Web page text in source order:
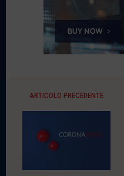
ARTICOLO PRECEDENTE